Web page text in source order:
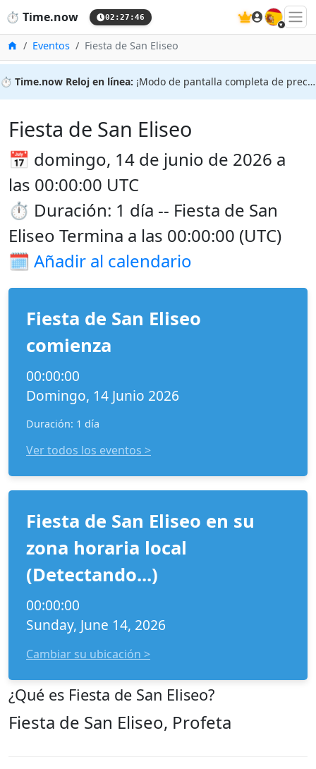
⏱️ Time.now 02:27:46 🇪🇸
InicioEventos Fiesta de San Eliseo
⏱️ Time.now Reloj en línea: ¡Modo de pantalla completa de precisión!
Fiesta de San Eliseo
📅 domingo, 14 de junio de 2026 a
las 00:00:00 UTC
⏱️ Duración: 1 día -- Fiesta de San
Eliseo Termina a las 00:00:00 (UTC)
🗓️ Añadir al calendario
Fiesta de San Eliseo
comienza
00:00:00
Domingo, 14 Junio 2026
Duración: 1 día
Ver todos los eventos >
Fiesta de San Eliseo en su
zona horaria local
(Detectando...)
00:00:00
Sunday, June 14, 2026
Cambiar su ubicación >
¿Qué es Fiesta de San Eliseo?
Fiesta de San Eliseo, Profeta